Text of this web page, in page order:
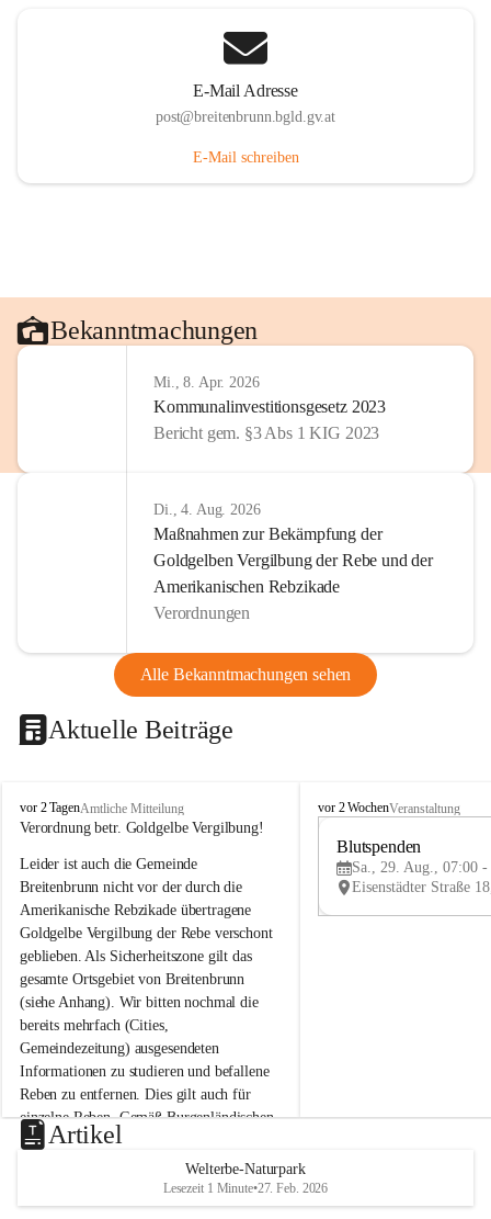
E-Mail Adresse
post@breitenbrunn.bgld.gv.at
E-Mail schreiben
Bekanntmachungen
Mi., 8. Apr. 2026
Kommunalinvestitionsgesetz 2023
Bericht gem. §3 Abs 1 KIG 2023
Di., 4. Aug. 2026
Maßnahmen zur Bekämpfung der
Goldgelben Vergilbung der Rebe und der
Amerikanischen Rebzikade
Verordnungen
Alle Bekanntmachungen sehen
Aktuelle Beiträge
B
r
i
t
e
n
b
r
u
n
n
a
m
N
e
u
s
d
vor 2 TagenAmtliche Mitteilung
Verordnung betr. Goldgelbe Vergilbung!
Leider ist auch die Gemeinde
Breitenbrunn nicht vor der durch die
Amerikanische Rebzikade übertragene
Goldgelbe Vergilbung der Rebe verschont
geblieben. Als Sicherheitszone gilt das
gesamte Ortsgebiet von Breitenbrunn
(siehe Anhang). Wir bitten nochmal die
bereits mehrfach (Cities,
Gemeindezeitung) ausgesendeten
Informationen zu studieren und befallene
Reben zu entfernen. Dies gilt auch für
einzelne Reben. Gemäß Burgenländischen
Weinbaugesetz sind nicht gepflegte oder
unzulässige Weingärten zu roden! Bitte
helfen wir zusammen um unsere Winzer
vor den prognostizierten Ernteausfällen
B
e
u
e
d
vor 2 WochenVeranstaltung
Blutspenden
Sa., 29. Aug., 07:00 -
Artikel
Welterbe-Naturpark
Lesezeit 1 Minute•27. Feb. 2026